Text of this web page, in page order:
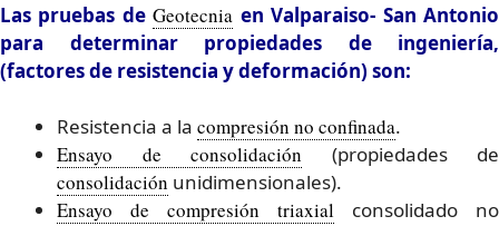
Las pruebas deGeotecnia en Valparaiso- San Antonio
para determinar propiedades de ingeniería,
(factores de resistencia y deformación) son:
Resistencia a la compresión no confinada.
Ensayo de consolidación (propiedades de
consolidación unidimensionales).
Ensayo de compresión triaxial consolidado no